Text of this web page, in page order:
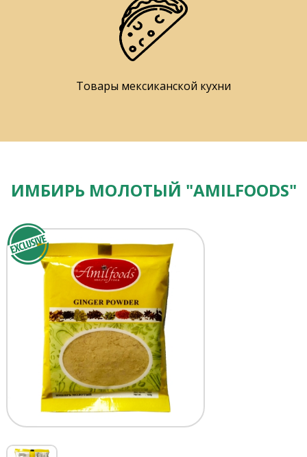
Товары мексиканской кухни
ИМБИРЬ МОЛОТЫЙ "AMILFOODS"